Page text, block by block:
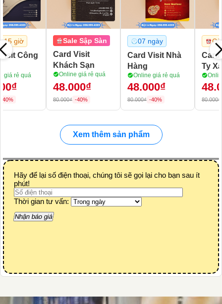
Còn 15 giờ
Card Visit Công
Ty Xây Dựng
Online giá rẻ quá
48.000₫
-40%
Sale Sập Sàn
Card Visit Du
Online giá rẻ quá
48.000₫
-40%
07 ngày
Card Visit
Online giá rẻ
48.000₫
-40%
Xem thêm sản phẩm
Hãy để lại số điện thoại, chúng tôi sẽ gọi lại cho bạn sau ít
phút!
Thời gian tư vấn: